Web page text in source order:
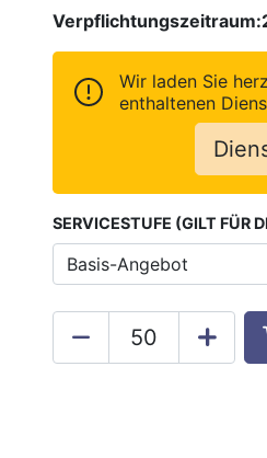
Verpflichtungszeitraum:
Wir laden Sie
enthaltenen
SERVICESTUFE (GILT FÜR